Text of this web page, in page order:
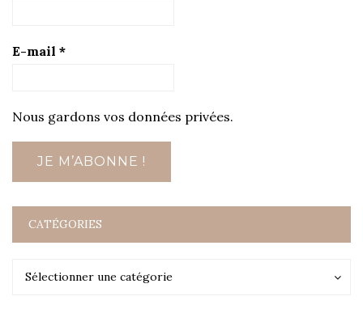
E-mail *
Nous gardons vos données privées.
CATÉGORIES
Sélectionner une catégorie
Catégories